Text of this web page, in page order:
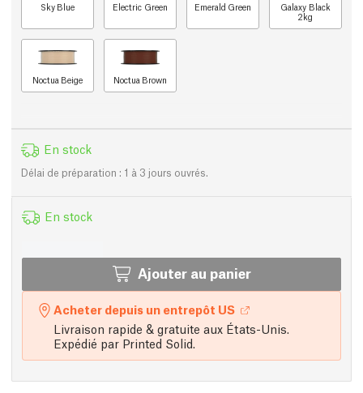
Sky Blue Electric Green Emerald Green
Galaxy Black
2kg
Noctua Beige Noctua Brown
En stock
Délai de préparation : 1 à 3 jours ouvrés.
En stock
Ajouter au panier
Acheter depuis un entrepôt US
Livraison rapide & gratuite aux États-Unis.
Expédié par Printed Solid.